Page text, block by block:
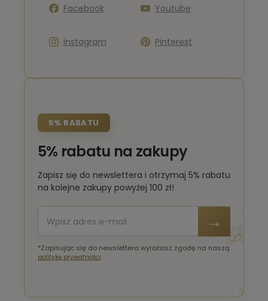
Facebook Youtube
Instagram Pinterest
5% RABATU
5% rabatu na zakupy
Zapisz się do newslettera i otrzymaj 5% rabatu
na kolejne zakupy powyżej 100 zł!
*Zapisując się do newslettera wyrażasz zgodę na naszą
politykę prywatności